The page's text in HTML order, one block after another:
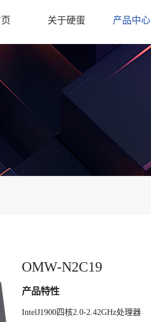
关于硬蛋 产品中心
OMW-N2C19
产品特性
IntelJ1900四核2.0-2.42GHz处理器